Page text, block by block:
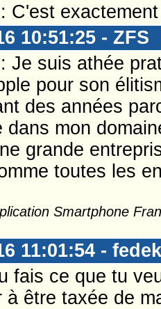
C'est
10:51:25 - ZFS
Je suis athée
pour son
des années
dans mon
grande
toutes les
Smartphone
11:01:54 -
fais ce que tu
à être taxée de